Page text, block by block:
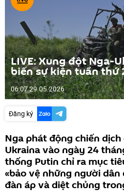
LIVE: Xung đột Nga-
biến sự kiện tuần thứ
06:07 29.05.2026
Đăng ký
Nga phát động chiến
Ukraina vào ngày 24
thống Putin chỉ ra mục
«bảo vệ những người dân
đàn áp và diệt chủng